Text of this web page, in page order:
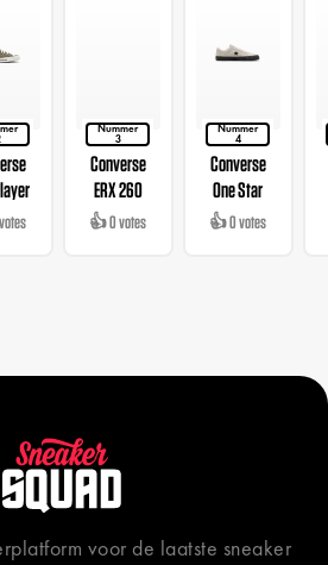
Nummer
3
Converse
ERX 260
👍 0 votes
Nummer
4
Converse
One Star
👍 0 votes
voor de laatste sneaker